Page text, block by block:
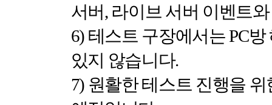
서버, 라이브 서버 이벤트
6) 테스트 구장에서는PC방
있지 않습니다.
7) 원활한 테스트 진행을